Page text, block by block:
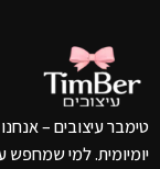
טימבר עיצובים –
יומיומית. למי שמחפש